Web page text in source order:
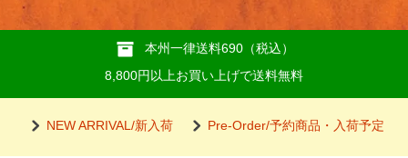
本州一律送料690（税込）
8,800円以上お買い上げで送料無料
NEW ARRIVAL/新入荷 Pre-Order/予約商品・入荷予定